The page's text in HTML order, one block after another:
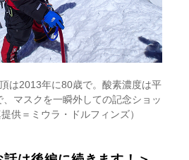
は2013年に80歳で。酸素濃度は平
マスクを一瞬外しての記念ショッ
供＝ミウラ・ドルフィンズ）